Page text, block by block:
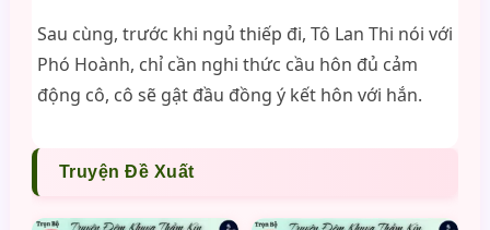
Sau cùng, trước khi ngủ thiếp đi, Tô Lan Thi nói với
Phó Hoành, chỉ cần nghi thức cầu hôn đủ cảm
động cô, cô sẽ gật đầu đồng ý kết hôn với hắn.
Truyện Đề Xuất